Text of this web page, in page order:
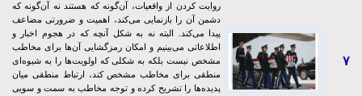
۷
روایت کردن از واقعیات، آن‌گونه که هستند نه آن‌گونه که
دشمن آن را بازنمایی می‌کند، اهمیت و ضرورتی مضاعف
پیدا می‌کند. البته نه به شکل آنچه که در هجوم اخبار و
اطلاعاتی می‌بینیم و امکان رمزگشایی‌ آن‌ها برای مخاطب
مشخص نیست بلکه به شکلی که اولویت‌ها را به شیوه‌ای
منطقی برای مخاطب مشخص کند، ارتباط منطقی میان
پدیده‌ها را تشریح کرده و توجه مخاطب به سمت و سویی